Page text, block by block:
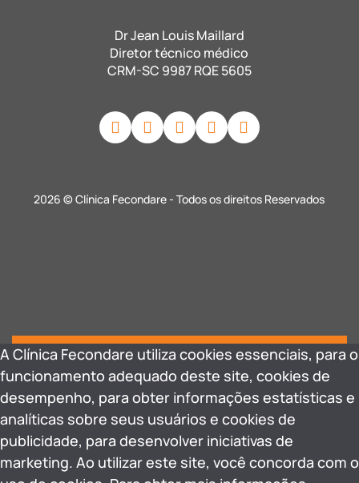
Dr Jean Louis Maillard
Diretor técnico médico
CRM-SC 9987 RQE 5605
2026 © Clínica Fecondare - Todos os direitos Reservados
A Clínica Fecondare utiliza cookies essenciais, para o
funcionamento adequado deste site, cookies de
desempenho, para obter informações estatísticas e
analíticas sobre seus usuários e cookies de
publicidade, para desenvolver iniciativas de
marketing. Ao utilizar este site, você concorda com o